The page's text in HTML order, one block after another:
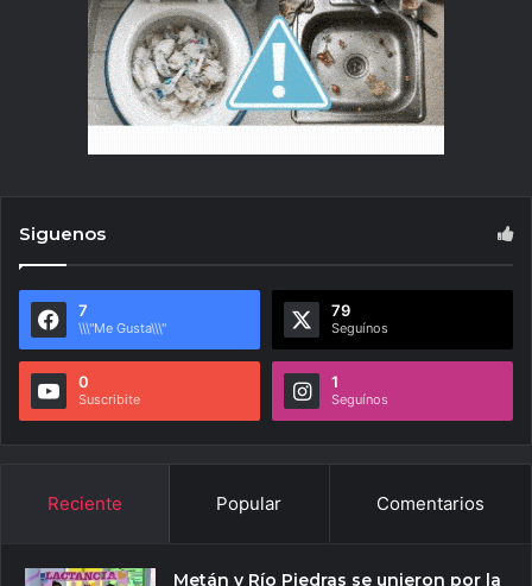
Siguenos
7
\\\"Me Gusta\\\"
79
Seguínos
0
Suscribite
1
Seguínos
Reciente Popular Comentarios
Metán y Río Piedras se unieron por la